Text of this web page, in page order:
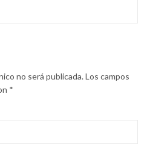
no será publicada.Los campos
*